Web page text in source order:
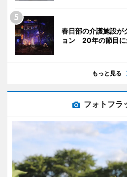
春日部の介護施設が
ョン 20年の節目に
もっと見る
フォトフラ